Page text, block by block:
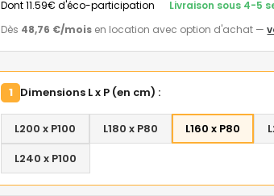
Dont 11.59€ d'éco-participation
Livraison sous 4-5
Dès 48,76 €/mois en location avec option d'achat —
1 Dimensions L x P (en cm) :
L200 x P100 L180 x P80 L160 x P80
L240 x P100